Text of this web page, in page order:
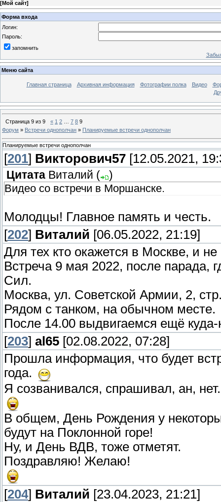
[Мой сайт]
Форма входа
Логин:
Пароль:
запомнить
Меню сайта
Главная страница Архивная информация Фотографии полка Видео
Страница 9 из 9 « 1 2 7 8 9
Форум » Встречи однополчан » Планируемые встречи однополчан
Планируемые встречи однополчан
[201] Викторович57 [12.05.2021,
Цитата Виталий (
)
Видео со встречи в Моршанске.
Молодцы! Главное память и честь.
[202] Виталий [06.05.2022, 21:19]
Для тех кто окажется в Москве, и не
Встреча 9 мая 2022, после парада,
Сил.
Москва, ул. Советской Армии, 2,
Рядом с танком, на обычном месте.
После 14.00 выдвигаемся ещё
[203] al65 [02.08.2022, 07:28]
Прошла информация, что будет
года.
Я созванивался, спрашивал, ан,
В общем, День Рождения у
будут на Поклонной горе!
Ну, и День ВДВ, тоже отметят.
Поздравляю! Желаю!
[204] Виталий [23.04.2023, 21:21]